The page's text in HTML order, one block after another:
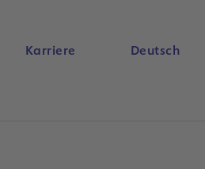
Karriere Deutsch